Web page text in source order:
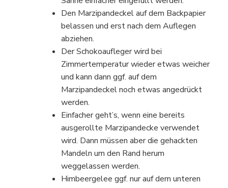
Den Marzipandeckel auf dem Backpapier
belassen und erst nach dem Auflegen
abziehen.
Der Schokoaufleger wird bei
Zimmertemperatur wieder etwas weicher
und kann dann ggf. auf dem
Marzipandeckel noch etwas angedrückt
werden.
Einfacher geht’s, wenn eine bereits
ausgerollte Marzipandecke verwendet
wird. Dann müssen aber die gehackten
Mandeln um den Rand herum
weggelassen werden.
Himbeergelee ggf. nur auf dem unteren